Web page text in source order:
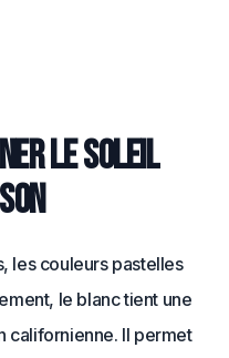
le soleil
les couleurs pastelles
le blanc tient une
californienne. Il permet